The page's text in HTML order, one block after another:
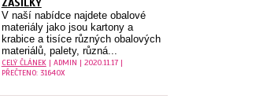
ZÁSILKY
V naší nabídce najdete obalové
materiály jako jsou kartony a
krabice a tisíce různých obalových
materiálů, palety, různá...
CELÝ ČLÁNEK| ADMIN | 2020.11.17 |
PŘEČTENO: 31640X